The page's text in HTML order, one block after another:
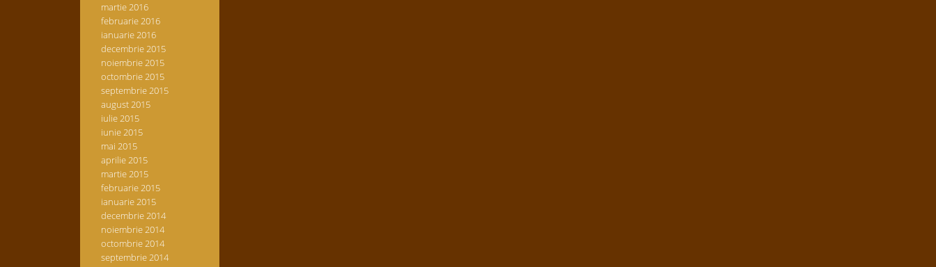
martie 2016
februarie 2016
ianuarie 2016
decembrie 2015
noiembrie 2015
octombrie 2015
septembrie 2015
august 2015
iulie 2015
iunie 2015
mai 2015
aprilie 2015
martie 2015
februarie 2015
ianuarie 2015
decembrie 2014
noiembrie 2014
octombrie 2014
septembrie 2014